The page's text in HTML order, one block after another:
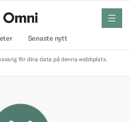
Senaste nytt
meny
för dina data på denna webbplats.